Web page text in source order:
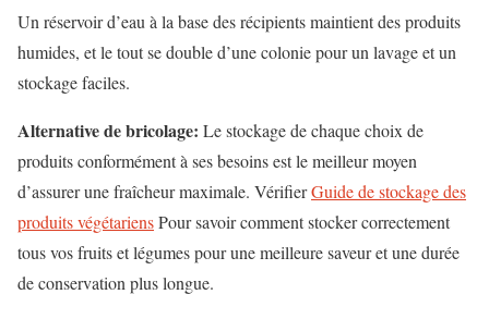
Un réservoir d’eau à la base des récipients maintient des produits
humides, et le tout se double d’une colonie pour un lavage et un
stockage faciles.
Alternative de bricolage: Le stockage de chaque choix de
produits conformément à ses besoins est le meilleur moyen
d’assurer une fraîcheur maximale. VérifierGuide de stockage des
produits végétariensPour savoir comment stocker correctement
tous vos fruits et légumes pour une meilleure saveur et une durée
de conservation plus longue.